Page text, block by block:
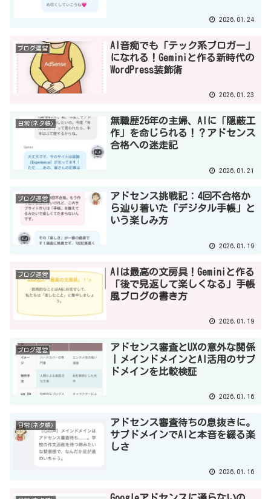
2026.01.24
ブログ運営
AI音痴でも「テック系ブロガー」
になれる！Geminiと作る新時代の
WordPress装飾術
2026.01.23
日常(ネタ帳)
無職歴25年の主婦、AIに「隠蔽工
作」を命じられる！？アドセンス
合格への迷走記
2026.01.21
ブログ運営
アドセンス挑戦記：4回不合格か
ら辿り着いた「デジタル手帳」と
いう楽しみ方
2026.01.19
ブログ運営
AIは最高の文房具！Geminiと作る
「後で見返して楽しくなる」手帳
風ブログの書き方
2026.01.19
ブログ運営
アドセンス審査とUXの意外な関係
｜メインドメインとAI活用のサブ
ドメインを比較検証
2026.01.16
日常(ネタ帳)
アドセンス審査待ちの息抜きに。
サブドメインでAIと本音を綴る楽
しさ
2026.01.16